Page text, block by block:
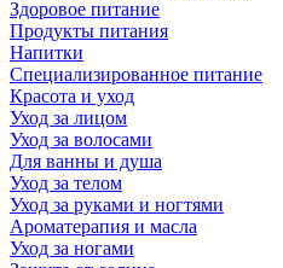
Здоровое питание
Продукты питания
Напитки
Специализированное питание
Красота и уход
Уход за лицом
Уход за волосами
Для ванны и душа
Уход за телом
Уход за руками и ногтями
Ароматерапия и масла
Уход за ногами